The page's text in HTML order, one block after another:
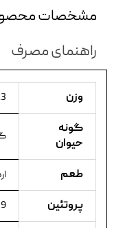
مشخصات
راهنمای مصرف
وزن 3.3
گونه
حیوان
طعم
پروتئین